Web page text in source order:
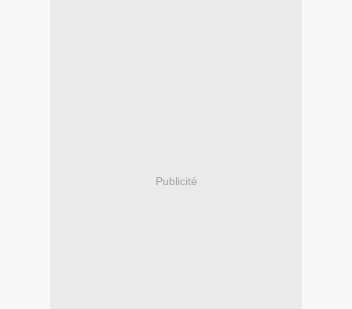
Publicité